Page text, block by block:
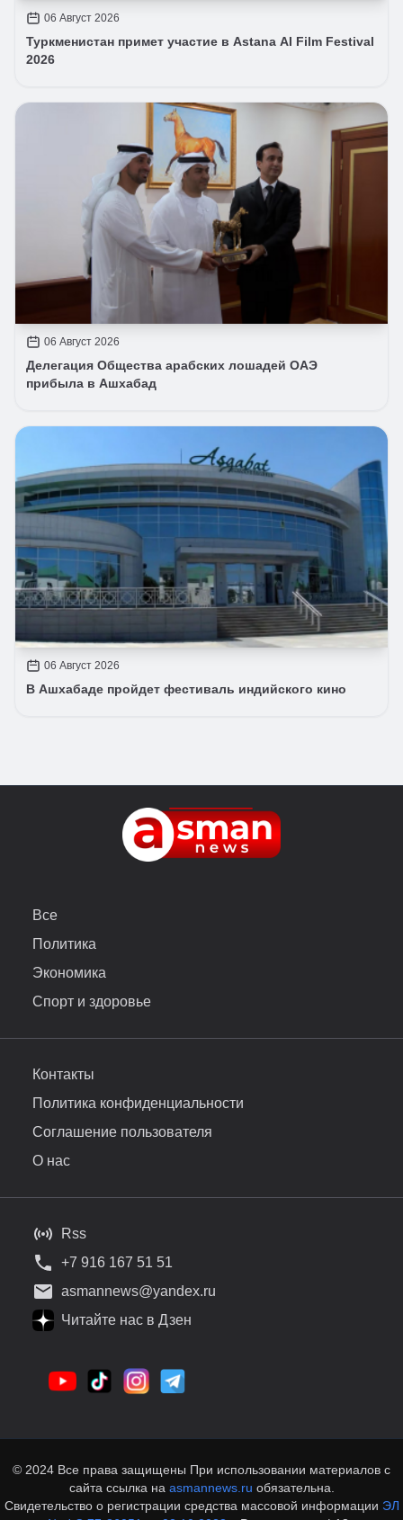
06 Август 2026
Туркменистан примет участие в Astana AI Film Festival
2026
06 Август 2026
Делегация Общества арабских лошадей ОАЭ
прибыла в Ашхабад
06 Август 2026
В Ашхабаде пройдет фестиваль индийского кино
Все
Политика
Экономика
Спорт и здоровье
Контакты
Политика конфиденциальности
Соглашение пользователя
О нас
Rss
+7 916 167 51 51
asmannews@yandex.ru
Читайте нас в Дзен
© 2024 Все права защищены При использовании материалов с
сайта ссылка на asmannews.ru обязательна.
Свидетельство о регистрации средства массовой информации ЭЛ